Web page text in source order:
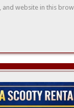
and website in this